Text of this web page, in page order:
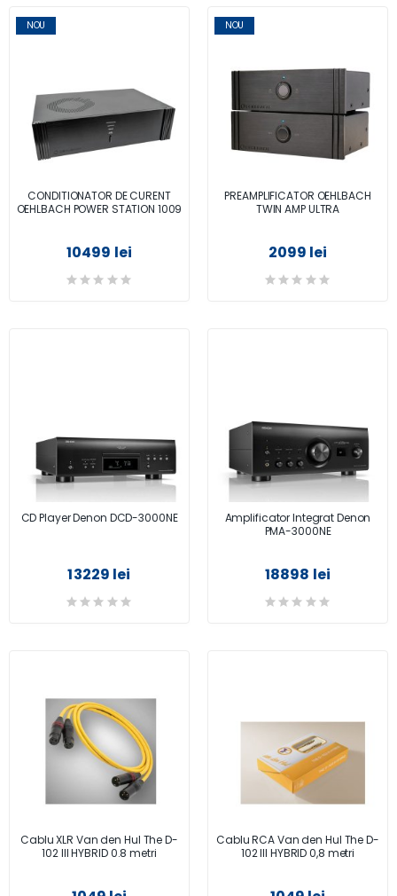
NOU
CONDITIONATOR DE CURENT
OEHLBACH POWER STATION 1009
10499 lei
NOU
PREAMPLIFICATOR OEHLBACH
TWIN AMP ULTRA
2099 lei
CD Player Denon DCD-3000NE
13229 lei
Amplificator Integrat Denon
PMA-3000NE
18898 lei
Cablu XLR Van den Hul The D-
102 III HYBRID 0.8 metri
Cablu RCA Van den Hul The D-
102 III HYBRID 0,8 metri